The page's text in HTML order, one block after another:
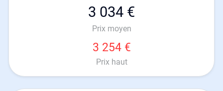
3 034 €
Prix moyen
3 254 €
Prix haut